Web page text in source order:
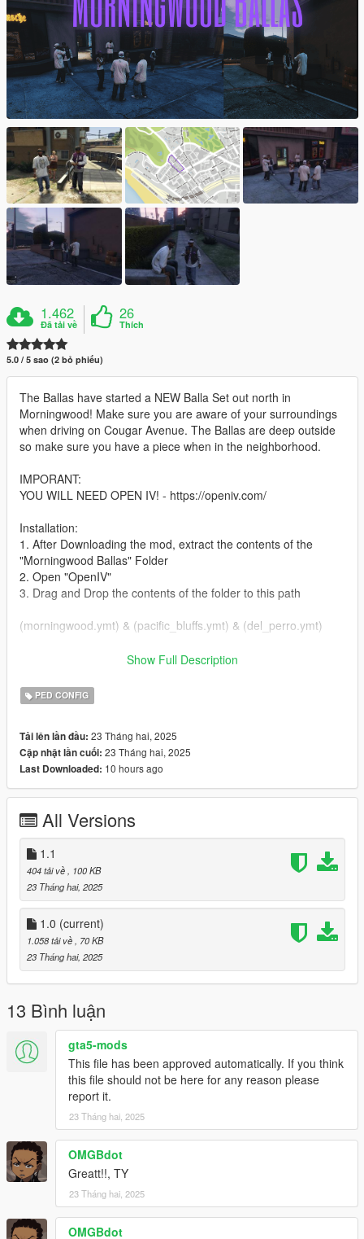
1.462
Đã tải về
26
Thích
5.0 / 5 sao (2 bỏ phiếu)
The Ballas have started a NEW Balla Set out north in
Morningwood! Make sure you are aware of your surroundings
when driving on Cougar Avenue. The Ballas are deep outside
so make sure you have a piece when in the neighborhood.
IMPORANT:
YOU WILL NEED OPEN IV! - https://openiv.com/
Installation:
1. After Downloading the mod, extract the contents of the
"Morningwood Ballas" Folder
2. Open "OpenIV"
3. Drag and Drop the contents of the folder to this path
(morningwood.ymt) & (pacific_bluffs.ymt) & (del_perro.ymt)
Details:
- they are also mostly active on Cougar Street which is their
main block
- they will shoot anyone if provoked
-if your playing as Franklin they will get hostile towards you if
Updates:
1.1 - Added Ballas to Liberty Street in Del Perro
Show Full Description
PED CONFIG
Tải lên lần đầu: 23 Tháng hai, 2025
Cập nhật lần cuối: 23 Tháng hai, 2025
Last Downloaded: 10 hours ago
All Versions
1.1
404 tải về
, 100 KB
23 Tháng hai, 2025
1.0 (current)
1.058 tải về
, 70 KB
23 Tháng hai, 2025
13 Bình luận
gta5-mods
This file has been approved automatically. If you think
this file should not be here for any reason please
report it.
23 Tháng hai, 2025
OMGBdot
Greatt!!, TY
23 Tháng hai, 2025
OMGBdot